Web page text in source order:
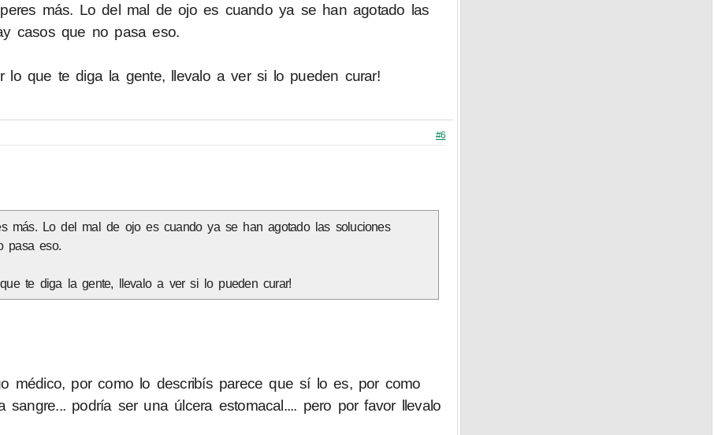
más. Lo del mal de ojo es cuando ya se han agotado las
casos que no pasa eso.
lo que te diga la gente, llevalo a ver si lo pueden curar!
#6
más. Lo del mal de ojo es cuando ya se han agotado las soluciones
pasa eso.
te diga la gente, llevalo a ver si lo pueden curar!
médico, por como lo describís parece que sí lo es, por como
podría ser una úlcera estomacal.... pero por favor llevalo